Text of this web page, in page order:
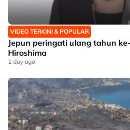
VIDEO TERKINI & POPULAR
Jepun peringati ulang tahun
Hiroshima
1 day ago